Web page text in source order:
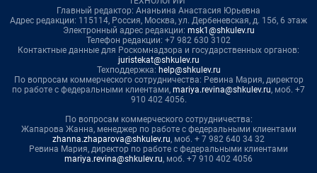
Главный редактор: Ананьина Анастасия Юрьевна
Адрес редакции: 115114, Россия, Москва, ул. Дербеневская, д. 15б, 6 этаж
Электронный адрес редакции: msk1@shkulev.ru
Телефон редакции: +7 982 630 3102
Контактные данные для Роскомнадзора и государственных органов:
juristekat@shkulev.ru
Техподдержка: help@shkulev.ru
По вопросам коммерческого сотрудничества: Ревина Мария, директор
по работе с федеральными клиентами, mariya.revina@shkulev.ru, моб. +7
910 402 4056.
По вопросам коммерческого сотрудничества:
Жапарова Жанна, менеджер по работе с федеральными клиентами
zhanna.zhaparova@shkulev.ru, моб. + 7 982 640 34 32
Ревина Мария, директор по работе с федеральными клиентами
mariya.revina@shkulev.ru, моб. +7 910 402 4056